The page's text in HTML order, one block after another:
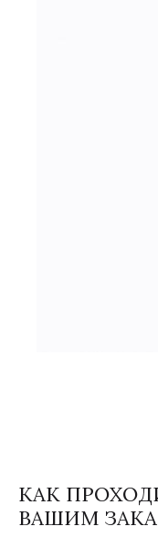
КАК
ВАШИМ